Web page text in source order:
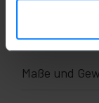
Maße und